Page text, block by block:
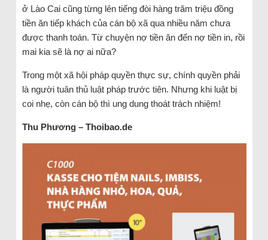
ở Lào Cai cũng từng lên tiếng đòi hàng trăm triệu đồng
tiền ăn tiếp khách của cán bộ xã qua nhiều năm chưa
được thanh toán. Từ chuyện nợ tiền ăn đến nợ tiền in, rồi
mai kia sẽ là nợ ai nữa?
Trong một xã hội pháp quyền thực sự, chính quyền phải
là người tuân thủ luật pháp trước tiên. Nhưng khi luật bị
coi nhẹ, còn cán bộ thì ung dung thoát trách nhiệm!
Thu Phương – Thoibao.de